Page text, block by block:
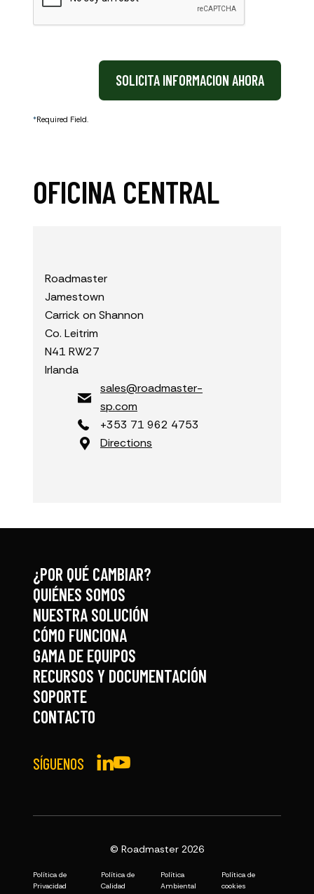
SOLICITA INFORMACION AHORA
*Required Field.
OFICINA CENTRAL
Roadmaster
Jamestown
Carrick on Shannon
Co. Leitrim
N41 RW27
Irlanda
sales@roadmaster-
sp.com
+353 71 962 4753
Directions
¿POR QUÉ CAMBIAR?
QUIÉNES SOMOS
NUESTRA SOLUCIÓN
CÓMO FUNCIONA
GAMA DE EQUIPOS
RECURSOS Y DOCUMENTACIÓN
SOPORTE
CONTACTO
SÍGUENOS
© Roadmaster 2026
Política de
Privacidad
Política de
Calidad
Política
Ambiental
Política de
cookies